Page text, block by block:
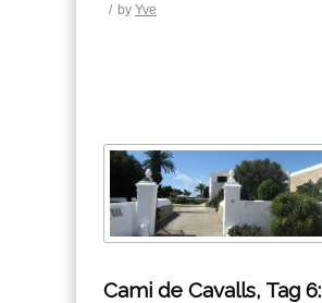
/ by Yve
Cami de Cavalls, Tag 6: